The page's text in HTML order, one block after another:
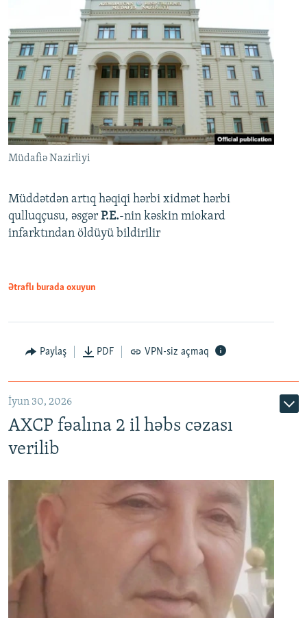
Müdafiə Nazirliyi
Müddətdən artıq həqiqi hərbi xidmət hərbi
qulluqçusu, əsgər P.E.-nin kəskin miokard
infarktından öldüyü bildirilir
Ətraflı burada oxuyun
Paylaş PDF VPN-siz açmaq
İyun 30, 2026
AXCP fəalına 2 il həbs cəzası
verilib